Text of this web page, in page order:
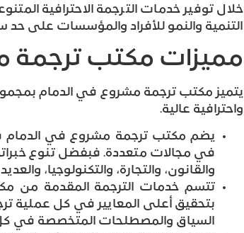
خلال توفير خدمات الترجمة الاحترافية
التنمية والنمو للأفراد والمؤسسات على حد
مميزات مكتب ترجمة
يتميز مكتب ترجمة مشروع في الدمام بمجموعة
واحترافية عالية.
يضم مكتب ترجمة مشروع في الدمام
في مجالات متعددة. فبفضل تنوع
والقانون، والتجارة، والتكنولوجيا،
تتسم خدمات الترجمة المقدمة من
بتحقيق أعلى المعايير في كل
السياق والمصطلحات المتخصصة في